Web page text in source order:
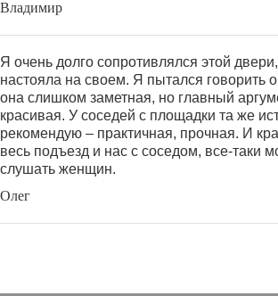
Владимир
Я очень долго сопротивлялся этой
настояла на своем. Я пытался говорить о
она слишком заметная, но главный
красивая. У соседей с площадки та же
рекомендую – практичная, прочная. И
весь подъезд и нас с соседом, все-таки
слушать женщин.
Олег